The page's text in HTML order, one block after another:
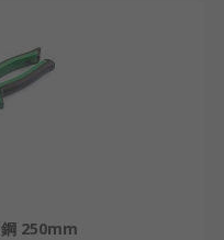
鋼 250mm